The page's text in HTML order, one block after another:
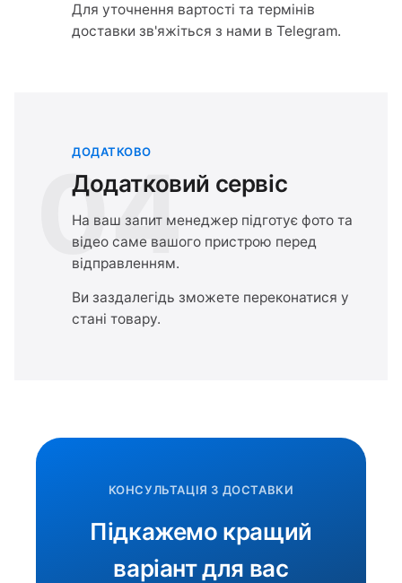
Для уточнення вартості та термінів
доставки зв'яжіться з нами в Telegram.
04
ДОДАТКОВО
Додатковий сервіс
На ваш запит менеджер підготує фото та
відео саме вашого пристрою перед
відправленням.
Ви заздалегідь зможете переконатися у
стані товару.
КОНСУЛЬТАЦІЯ З ДОСТАВКИ
Підкажемо кращий
варіант для вас